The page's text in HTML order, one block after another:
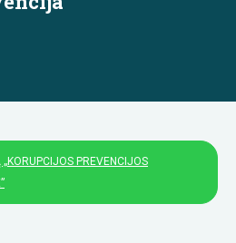
PREVENCIJOS